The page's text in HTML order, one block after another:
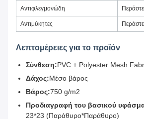
Αντιφλεγμονώδη
Αντιμύκητες
Λεπτομέρειες για το προϊόν
Σύνθεση:PVC + Polyester Mesh
Δάχος:Μέσο βάρος
Βάρος:750 g/m2
Προδιαγραφή του βασικού
23*23 (Παράθυρο*Παράθυρο)